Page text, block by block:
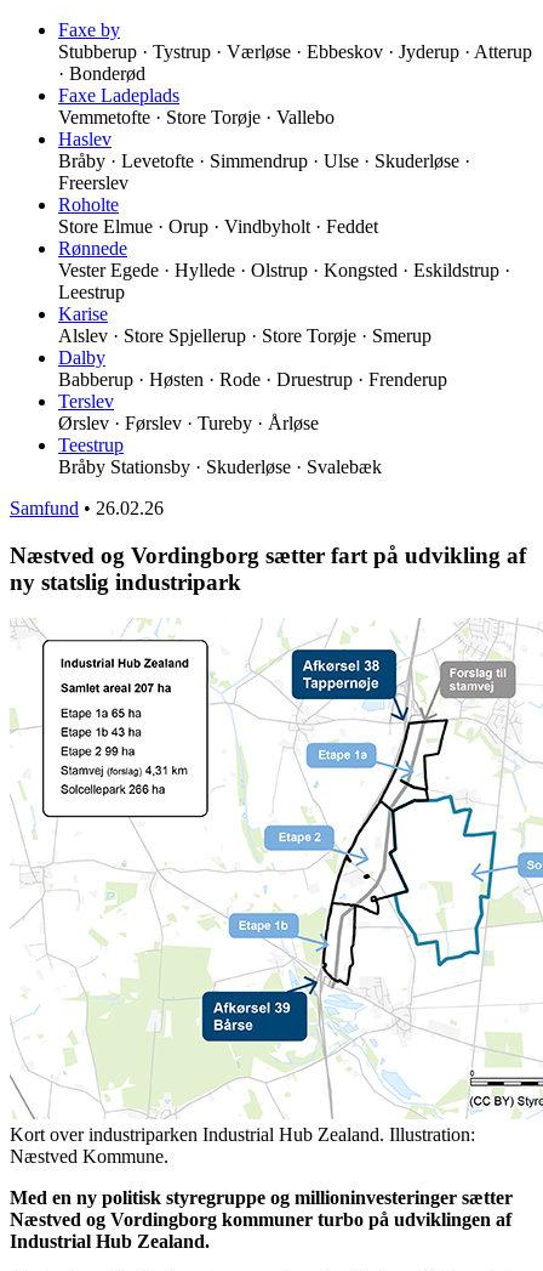
Faxe by
Stubberup · Tystrup · Værløse · Ebbeskov · Jyderup · Atterup
· Bonderød
Faxe Ladeplads
Vemmetofte · Store Torøje · Vallebo
Haslev
Bråby · Levetofte · Simmendrup · Ulse · Skuderløse ·
Freerslev
Roholte
Store Elmue · Orup · Vindbyholt · Feddet
Rønnede
Vester Egede · Hyllede · Olstrup · Kongsted · Eskildstrup ·
Leestrup
Karise
Alslev · Store Spjellerup · Store Torøje · Smerup
Dalby
Babberup · Høsten · Rode · Druestrup · Frenderup
Terslev
Ørslev · Førslev · Tureby · Årløse
Teestrup
Bråby Stationsby · Skuderløse · Svalebæk
Samfund • 26.02.26
Næstved og Vordingborg sætter fart på udvikling af
ny statslig industripark
Kort over industriparken Industrial Hub Zealand. Illustration:
Næstved Kommune.
Med en ny politisk styregruppe og millioninvesteringer sætter
Næstved og Vordingborg kommuner turbo på udviklingen af
Industrial Hub Zealand.